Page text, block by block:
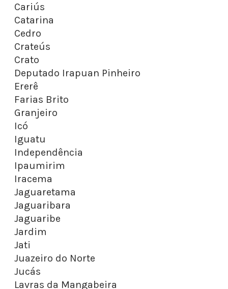
Cariús
Catarina
Cedro
Crateús
Crato
Deputado Irapuan Pinheiro
Ererê
Farias Brito
Granjeiro
Icó
Iguatu
Independência
Ipaumirim
Iracema
Jaguaretama
Jaguaribara
Jaguaribe
Jardim
Jati
Juazeiro do Norte
Jucás
Lavras da Mangabeira